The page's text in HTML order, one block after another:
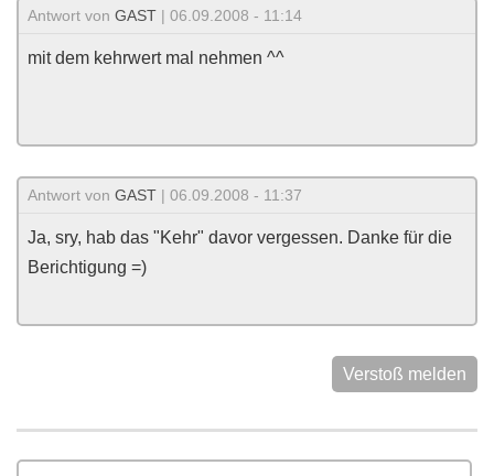
Antwort von GAST | 06.09.2008 - 11:14
mit dem kehrwert mal nehmen ^^
Antwort von GAST | 06.09.2008 - 11:37
Ja, sry, hab das "Kehr" davor vergessen. Danke für die
Berichtigung =)
Verstoß melden